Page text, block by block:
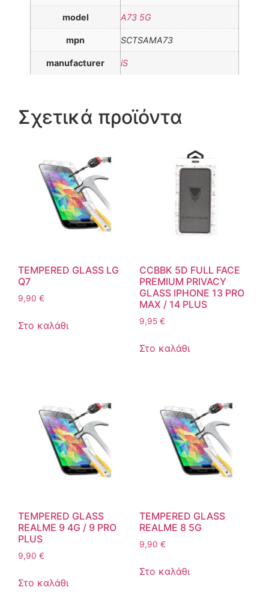
model A73 5G
mpn SCTSAMA73
manufacturer iS
Σχετικά προϊόντα
TEMPERED GLASS LG
Q7
9,90 €
Στο καλάθι
CCBBK 5D FULL FACE
PREMIUM PRIVACY
GLASS IPHONE 13 PRO
MAX / 14 PLUS
9,95 €
Στο καλάθι
TEMPERED GLASS
REALME 9 4G / 9 PRO
PLUS
9,90 €
Στο καλάθι
TEMPERED GLASS
REALME 8 5G
9,90 €
Στο καλάθι